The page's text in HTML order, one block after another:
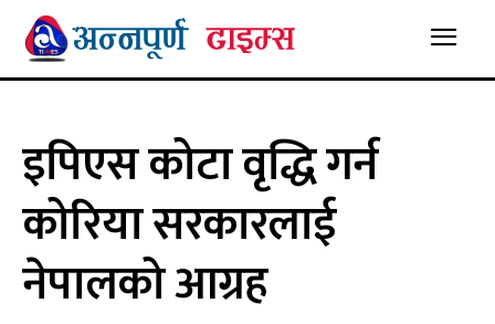
इपिएस कोटा वृद्धि गर्न
कोरिया सरकारलाई
नेपालको आग्रह